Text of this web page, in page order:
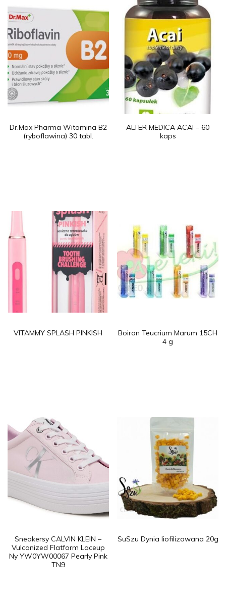
Dr.Max Pharma Witamina B2
(ryboflawina) 30 tabl.
ALTER MEDICA ACAI – 60
kaps
VITAMMY SPLASH PINKISH
Boiron Teucrium Marum 15CH
4 g
Sneakersy CALVIN KLEIN –
Vulcanized Flatform Laceup
Ny YW0YW00067 Pearly Pink
TN9
SuSzu Dynia liofilizowana 20g